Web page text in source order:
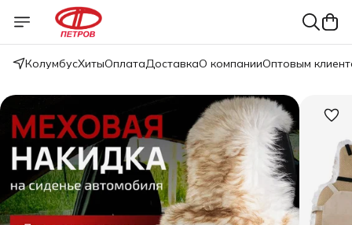
КолумбусХитыОплатаДоставкаО компанииОптовым